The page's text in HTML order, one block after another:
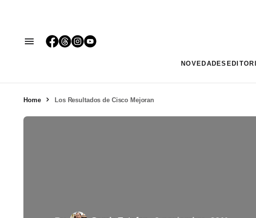
NOVEDADES
Home Los Resultados de Cisco Mejoran